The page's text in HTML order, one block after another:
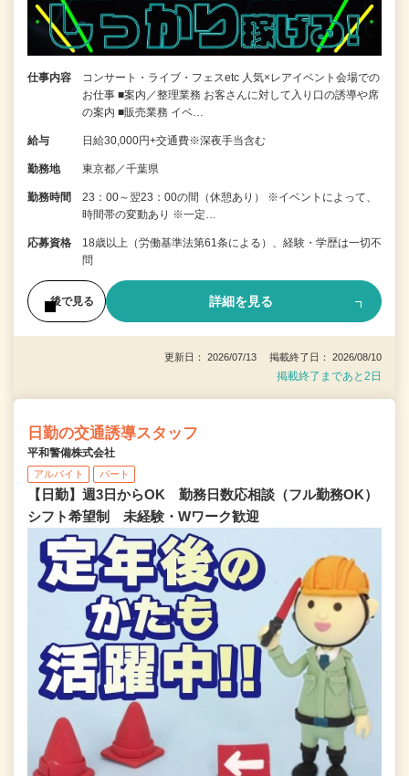
仕事内容
コンサート・ライブ・フェスetc 人気×レアイベント会場での
お仕事 ■案内／整理業務 お客さんに対して入り口の誘導や席
の案内 ■販売業務 イベ…
給与 日給30,000円+交通費※深夜手当含む
勤務地 東京都／千葉県
勤務時間
23：00～翌23：00の間（休憩あり） ※イベントによって、
時間帯の変動あり ※一定…
応募資格
18歳以上（労働基準法第61条による）、経験・学歴は一切不
問
後で見る 詳細を見る
更新日： 2026/07/13 掲載終了日： 2026/08/10
掲載終了まであと2日
日勤の交通誘導スタッフ
平和警備株式会社
アルバイト パート
【日勤】週3日からOK 勤務日数応相談（フル勤務OK）
シフト希望制 未経験・Wワーク歓迎